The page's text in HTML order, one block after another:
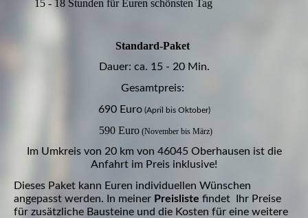
15 - 18 Stunden für Euren schönsten Tag
Standard-Paket
Dauer: ca. 15 - 20 Min.
Gesamtpreis:
690 Euro(April bis Oktober)
590 Euro(November bis März)
Im Umkreis von 20 km von 46045 Oberhausen ist die
Anfahrt im Preis inklusive!
Dieses Paket kann Euren individuellen Wünschen
angepasst werden. In meiner Preisliste findet Ihr Preise
für zusätzliche Bausteine und die Kosten für eine weitere